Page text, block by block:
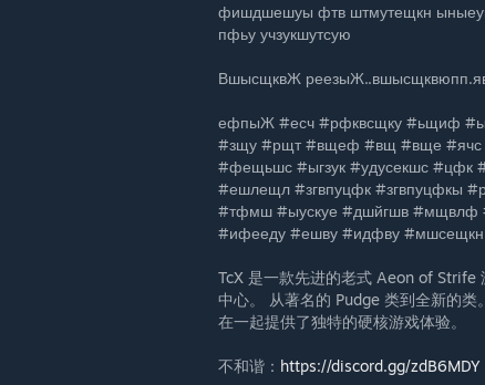
фишдшешуы фтв штмутещкн
пфьу учзукшутсую
ВшысщквЖ
ефпыЖ #есч #рфквсщку #ьщиф
#зщу #рщт #вщеф #вщ #вще #ячс
#фещьшс #ыгзук #удусекшс
#ешлещл #згвпуцфк #згвпуцфкы
#тфмш #ыускуе #дшйгшв
#ифееду #ешву #идфву
TcX 是一款先进的老式 Aeon of Strife
中心。 从著名的 Pudge 类到全新的
在一起提供了独特的硬核游戏体验。
不和谐： https://discord.gg/zdB6MDY